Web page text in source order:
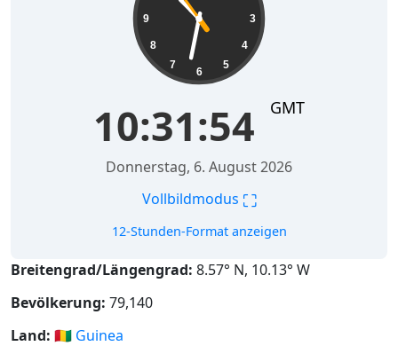
3
4
5
6
7
8
9
10:31:54 GMT
Donnerstag, 6. August 2026
Vollbildmodus ⛶
12-Stunden-Format anzeigen
Breitengrad/Längengrad: 8.57° N, 10.13° W
Bevölkerung: 79,140
Land: 🇬🇳 Guinea